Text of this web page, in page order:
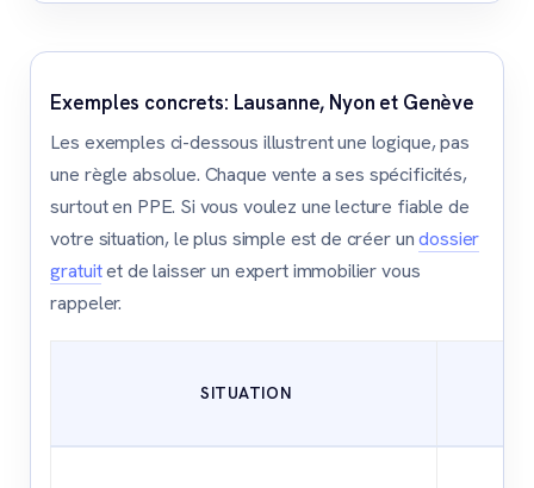
Exemples concrets: Lausanne, Nyon et Genève
Les exemples ci-dessous illustrent une logique, pas
une règle absolue. Chaque vente a ses spécificités,
surtout en PPE. Si vous voulez une lecture fiable de
votre situation, le plus simple est de créer undossier
gratuitet de laisser un expert immobilier vous
rappeler.
SITUATION